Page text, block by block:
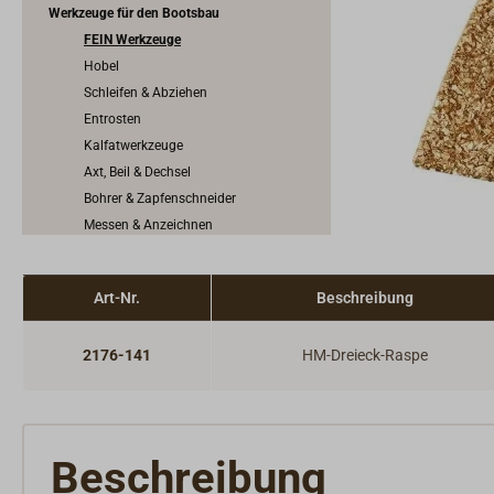
Werkzeuge für den Bootsbau
FEIN Werkzeuge
Hobel
Schleifen & Abziehen
Entrosten
Kalfatwerkzeuge
Axt, Beil & Dechsel
Bohrer & Zapfenschneider
Messen & Anzeichnen
Kartuschen- & Beutelpistolen
Werkzeuge zum Verfugen
Schrauben, Nägel, Nieten & Propfen
Art-Nr. Beschreibung
2176-141 HM-Dreieck-Raspe
Beschreibung